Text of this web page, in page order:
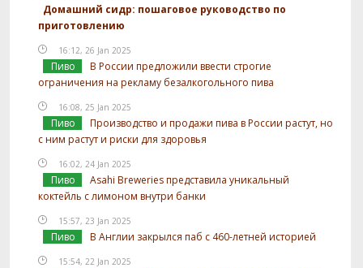
Домашний сидр: пошаговое руководство по
приготовлению
16:12, 26 Jan 2025
Пиво
В России предложили ввести строгие
ограничения на рекламу безалкогольного пива
16:08, 25 Jan 2025
Пиво
Производство и продажи пива в России растут, но
с ним растут и риски для здоровья
16:02, 24 Jan 2025
Пиво
Asahi Breweries представила уникальный
коктейль с лимоном внутри банки
15:57, 23 Jan 2025
Пиво В Англии закрылся паб с 460-летней историей
15:54, 22 Jan 2025